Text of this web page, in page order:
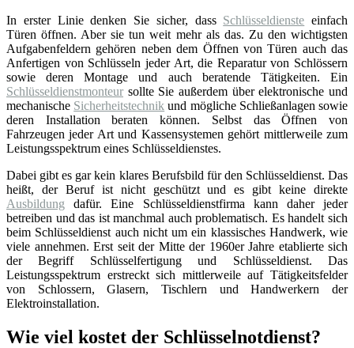
In erster Linie denken Sie sicher, dass Schlüsseldienste einfach
Türen öffnen. Aber sie tun weit mehr als das. Zu den wichtigsten
Aufgabenfeldern gehören neben dem Öffnen von Türen auch das
Anfertigen von Schlüsseln jeder Art, die Reparatur von Schlössern
sowie deren Montage und auch beratende Tätigkeiten. Ein
Schlüsseldienstmonteur sollte Sie außerdem über elektronische und
mechanische Sicherheitstechnik und mögliche Schließanlagen sowie
deren Installation beraten können. Selbst das Öffnen von
Fahrzeugen jeder Art und Kassensystemen gehört mittlerweile zum
Leistungsspektrum eines Schlüsseldienstes.
Dabei gibt es gar kein klares Berufsbild für den Schlüsseldienst. Das
heißt, der Beruf ist nicht geschützt und es gibt keine direkte
Ausbildung dafür. Eine Schlüsseldienstfirma kann daher jeder
betreiben und das ist manchmal auch problematisch. Es handelt sich
beim Schlüsseldienst auch nicht um ein klassisches Handwerk, wie
viele annehmen. Erst seit der Mitte der 1960er Jahre etablierte sich
der Begriff Schlüsselfertigung und Schlüsseldienst. Das
Leistungsspektrum erstreckt sich mittlerweile auf Tätigkeitsfelder
von Schlossern, Glasern, Tischlern und Handwerkern der
Elektroinstallation.
Wie viel kostet der Schlüsselnotdienst?